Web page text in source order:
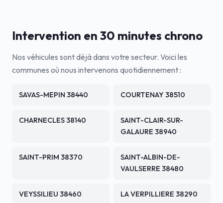
Intervention en 30 minutes chrono
Nos véhicules sont déjà dans votre secteur. Voici les
communes où nous intervenons quotidiennement :
SAVAS-MEPIN 38440 COURTENAY 38510
CHARNECLES 38140
SAINT-CLAIR-SUR-
GALAURE 38940
SAINT-PRIM 38370
SAINT-ALBIN-DE-
VAULSERRE 38480
VEYSSILIEU 38460 LA VERPILLIERE 38290